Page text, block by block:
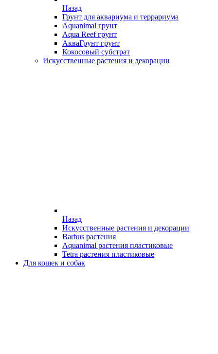
Назад
Грунт для аквариума и террариума
Aquanimal грунт
Aqua Reef грунт
АкваГрунт грунт
Кокосовый субстрат
Искусственные растения и декорации
Назад
Искусственные растения и декорации
Barbus растения
Aquanimal растения пластиковые
Tetra растения пластиковые
Для кошек и собак